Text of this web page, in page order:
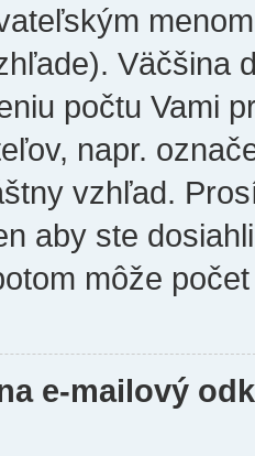
Väčšina
počtu Vami
napr.
vzhľad.
aby ste
môže
e-mailový